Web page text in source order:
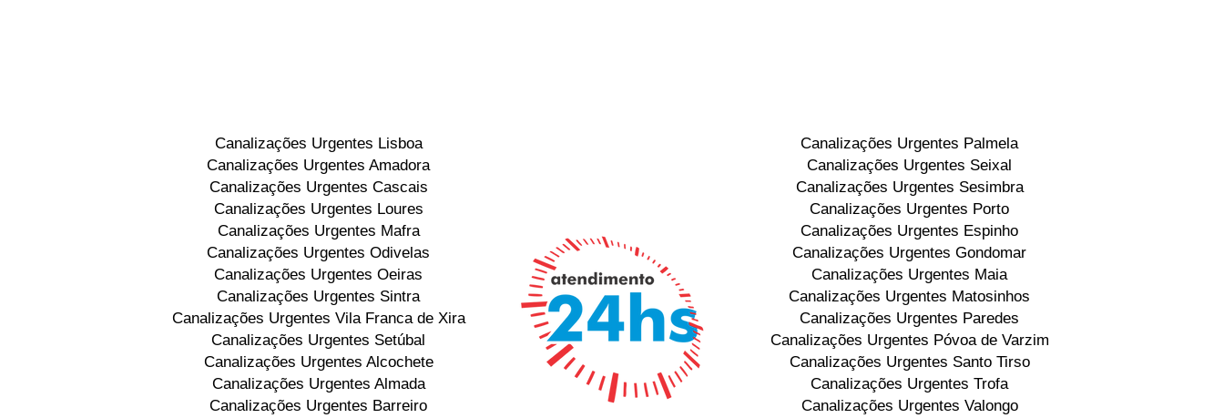
Canalizações Urgentes Lisboa
Canalizações Urgentes Amadora
Canalizações Urgentes Cascais
Canalizações Urgentes Loures
Canalizações Urgentes Mafra
Canalizações Urgentes Odivelas
Canalizações Urgentes Oeiras
Canalizações Urgentes Sintra
Canalizações Urgentes Vila Franca de Xira
Canalizações Urgentes Setúbal
Canalizações Urgentes Alcochete
Canalizações Urgentes Almada
Canalizações Urgentes Barreiro
Canalizações Urgentes Palmela
Canalizações Urgentes Seixal
Canalizações Urgentes Sesimbra
Canalizações Urgentes Porto
Canalizações Urgentes Espinho
Canalizações Urgentes Gondomar
Canalizações Urgentes Maia
Canalizações Urgentes Matosinhos
Canalizações Urgentes Paredes
Canalizações Urgentes Póvoa de Varzim
Canalizações Urgentes Santo Tirso
Canalizações Urgentes Trofa
Canalizações Urgentes Valongo